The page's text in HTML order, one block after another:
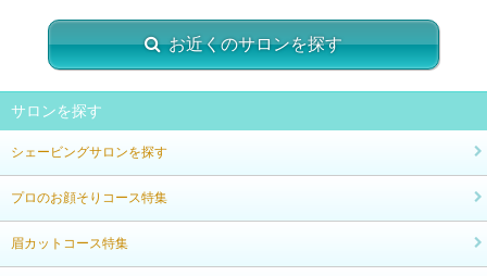
お近くのサロンを探す
サロンを探す
シェービングサロンを探す
プロのお顔そりコース特集
眉カットコース特集